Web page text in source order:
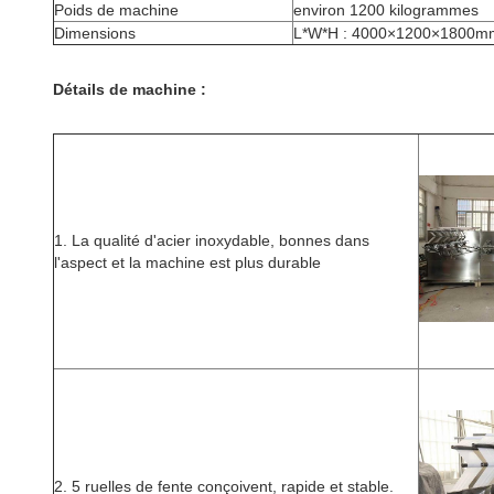
Poids de machine
environ 1200 kilogrammes
Dimensions
L*W*H :
Détails de machine :
1. La qualité d'acier inoxydable, bonnes dans
l'aspect et la machine est plus durable
2. 5 ruelles de fente conçoivent, rapide et stable.